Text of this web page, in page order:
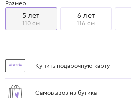
Размер
5 лет
110 см
6 лет
116 см
Купить подарочную карту
Самовывоз из бутика